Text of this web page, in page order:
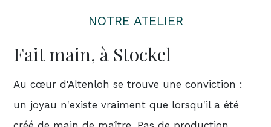
NOTRE ATELIER
Fait main, à Stockel
Au cœur d'Altenloh se trouve une conviction :
un joyau n'existe vraiment que lorsqu'il a été